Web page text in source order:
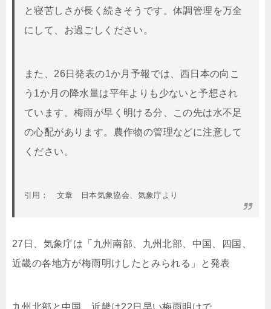
と寝苦しさが長く続きそうです。体調管理を万全
にして、お過ごしください。
また、26日発表の1か月予報では、西日本の向こ
う1か月の降水量は平年よりも少ないと予想され
ています。梅雨が早く明ける分、この先は水不足
の心配があります。農作物の管理などに注意して
ください。
引用： 文章 日本気象協会、気象庁より
27日、気象庁は「九州南部、九州北部、中国、四国、
近畿の各地方が梅雨明けしたとみられる」と発表
九州北部と中国、近畿は22日早い梅雨明けで